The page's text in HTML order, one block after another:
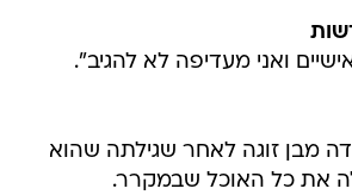
ואני מעדיפה לא להגיב".
מבן זוגה לאחר שגילתה שהוא
את כל האוכל שבמקרר.